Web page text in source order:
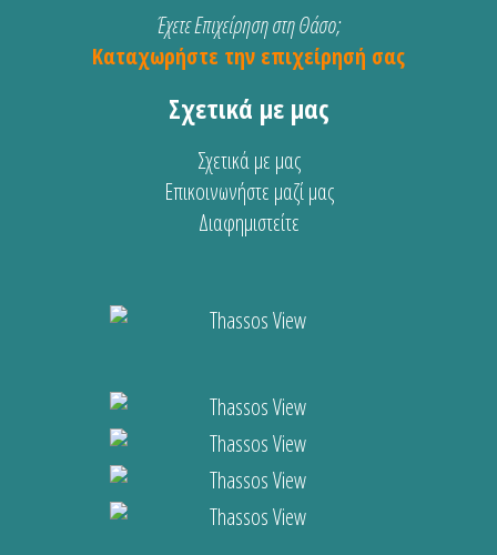
Έχετε Επιχείρηση στη Θάσο;
Καταχωρήστε την επιχείρησή σας
Σχετικά με μας
Σχετικά με μας
Επικοινωνήστε μαζί μας
Διαφημιστείτε